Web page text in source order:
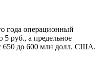
года операционный
5 руб., а предельное
650 до 600 млн долл. США.